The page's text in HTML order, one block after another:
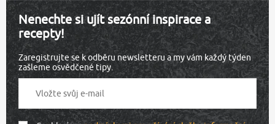
Nenechte si ujít sezónní inspirace a
recepty!
Zaregistrujte se k odběru newsletteru a my vám každý týden
zašleme osvědčené tipy.